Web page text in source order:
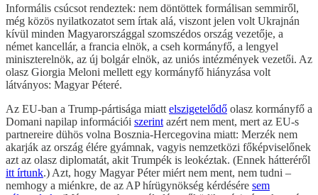
Informális csúcsot rendeztek: nem döntöttek formálisan semmiről,
még közös nyilatkozatot sem írtak alá, viszont jelen volt Ukrajnán
kívül minden Magyarországgal szomszédos ország vezetője, a
német kancellár, a francia elnök, a cseh kormányfő, a lengyel
miniszterelnök, az új bolgár elnök, az uniós intézmények vezetői. Az
olasz Giorgia Meloni mellett egy kormányfő hiányzása volt
látványos: Magyar Péteré.
Az EU-ban a Trump-pártisága miatt elszigetelődő olasz kormányfő a
Domani napilap információi szerint azért nem ment, mert az EU-s
partnereire dühös volna Bosznia-Hercegovina miatt: Merzék nem
akarják az ország élére gyámnak, vagyis nemzetközi főképviselőnek
azt az olasz diplomatát, akit Trumpék is leokéztak. (Ennek hátteréről
itt írtunk.) Azt, hogy Magyar Péter miért nem ment, nem tudni –
nemhogy a miénkre, de az AP hírügynökség kérdésére sem